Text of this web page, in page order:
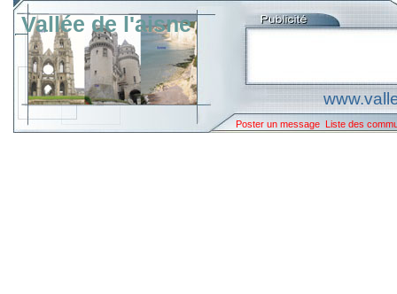
Vallée de l'aisne
Poster un message Liste des